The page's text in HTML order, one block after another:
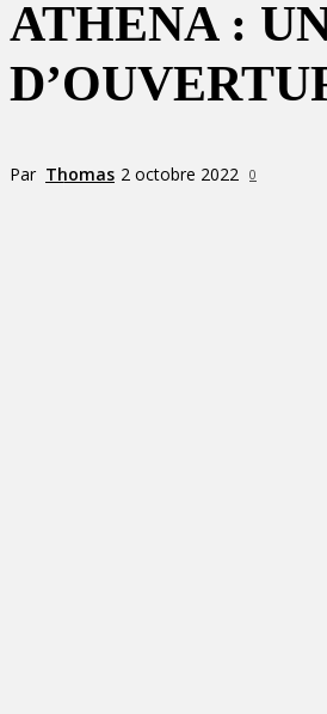
ATHENA :
Par Thomas 2 octobre 2022 0